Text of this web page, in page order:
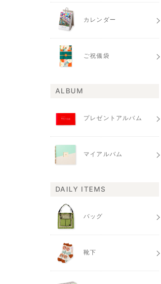
カレンダー
ご祝儀袋
ALBUM
プレゼントアルバム
マイアルバム
DAILY ITEMS
バッグ
靴下